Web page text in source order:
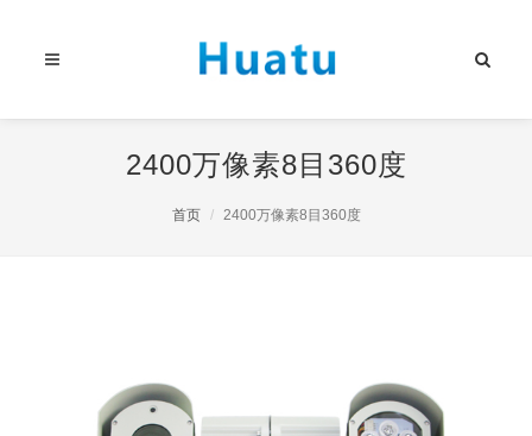
2400万像素8目360度
首页 2400万像素8目360度